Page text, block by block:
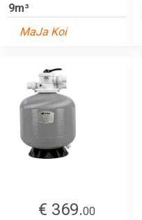
9m³
MaJa Koi
€ 369.00